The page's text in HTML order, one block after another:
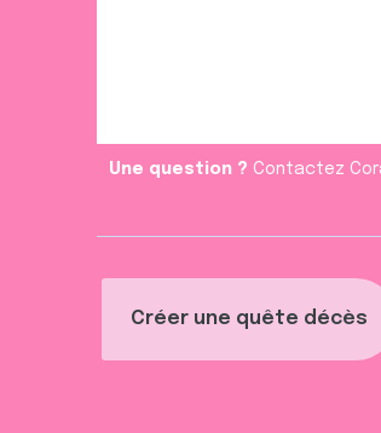
Créer une quête décès
Une question ? Contactez